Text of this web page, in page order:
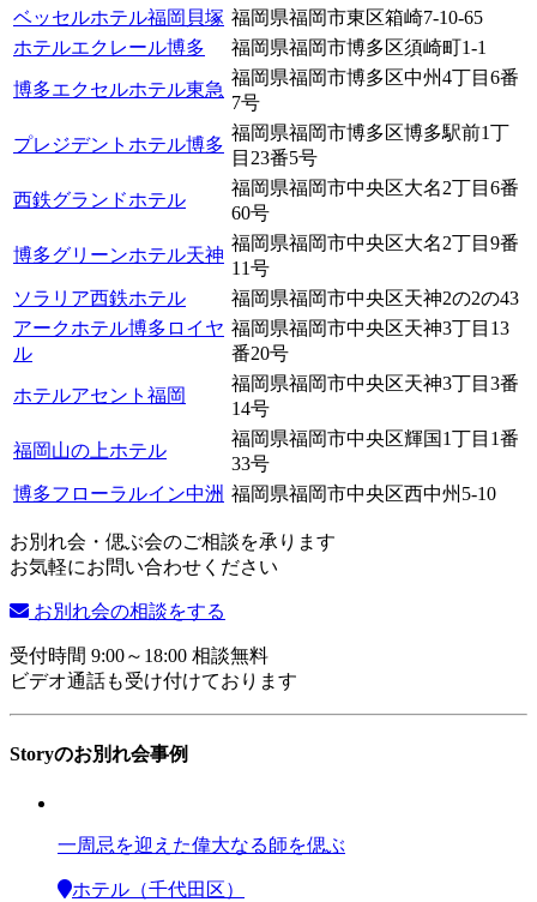
ベッセルホテル福岡貝塚 福岡県福岡市東区箱崎7-10-65
ホテルエクレール博多
福岡県福岡市博多区須崎町1-1
博多エクセルホテル東急
福岡県福岡市博多区中州4丁目6番
7号
プレジデントホテル博多
福岡県福岡市博多区博多駅前1丁
目23番5号
西鉄グランドホテル
福岡県福岡市中央区大名2丁目6番
60号
博多グリーンホテル天神
福岡県福岡市中央区大名2丁目9番
11号
ソラリア西鉄ホテル
福岡県福岡市中央区天神2の2の43
アークホテル博多ロイヤ
ル
福岡県福岡市中央区天神3丁目13
番20号
ホテルアセント福岡
福岡県福岡市中央区天神3丁目3番
14号
福岡山の上ホテル
福岡県福岡市中央区輝国1丁目1番
33号
博多フローラルイン中洲 福岡県福岡市中央区西中州5-10
お別れ会・偲ぶ会のご相談を承ります
お気軽にお問い合わせください
お別れ会の相談をする
受付時間 9:00～18:00 相談無料
ビデオ通話も受け付けております
Storyのお別れ会事例
一周忌を迎えた偉大なる師を偲ぶ
ホテル（千代田区）